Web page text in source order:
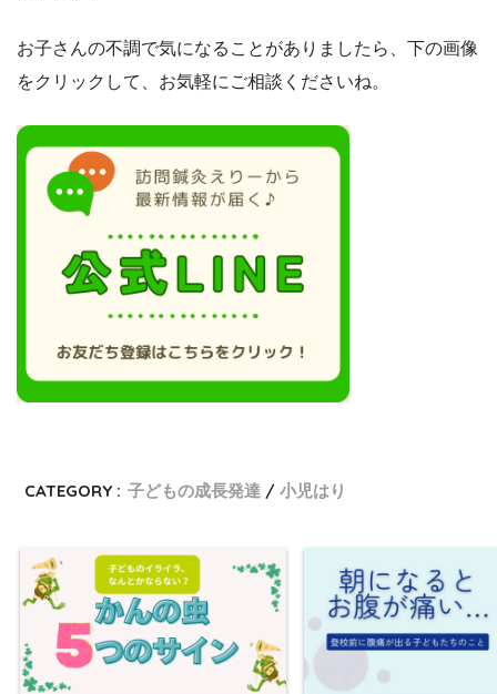
お子さんの不調で気になることがありましたら、下の画像
をクリックして、お気軽にご相談くださいね。
CATEGORY : 子どもの成長発達 小児はり